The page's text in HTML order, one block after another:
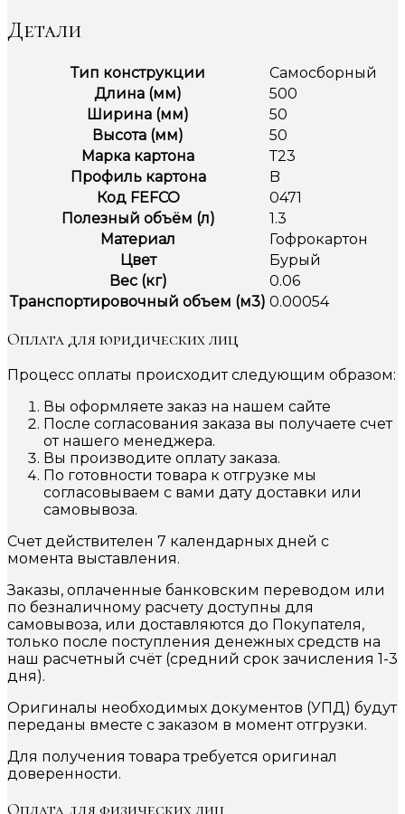
Детали
Тип конструкции
Самосборный
Длина (мм)
500
Ширина (мм)
50
Высота (мм)
50
Марка картона
Т23
Профиль картона
B
Код FEFCO
0471
Полезный объём (л)
1.3
Материал
Гофрокартон
Цвет
Бурый
Вес (кг)
0.06
Транспортировочный объем (м3) 0.00054
Оплата для юридических лиц
Процесс оплаты происходит следующим образом:
Вы оформляете заказ на нашем сайте
После согласования заказа вы получаете счет
от нашего менеджера.
Вы производите оплату заказа.
По готовности товара к отгрузке мы
согласовываем с вами дату доставки или
самовывоза.
Счет действителен 7 календарных дней с
момента выставления.
Заказы, оплаченные банковским переводом или
по безналичному расчету доступны для
самовывоза, или доставляются до Покупателя,
только после поступления денежных средств на
наш расчетный счёт (средний срок зачисления 1-3
дня).
Оригиналы необходимых документов (УПД) будут
переданы вместе с заказом в момент отгрузки.
Для получения товара требуется оригинал
доверенности.
Оплата для физических лиц